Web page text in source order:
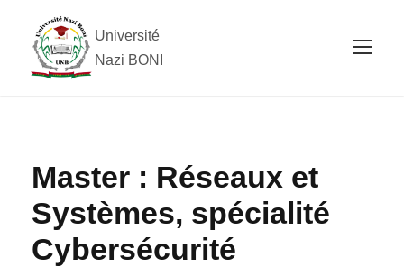
Université
Nazi BONI
Master : Réseaux et
Systèmes, spécialité
Cybersécurité